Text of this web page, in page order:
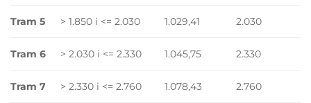
Tram 5 > 1.850 i <= 2.030 1.029,41 2.030
Tram 6 > 2.030 i <= 2.330 1.045,75 2.330
Tram 7 > 2.330 i <= 2.760 1.078,43 2.760